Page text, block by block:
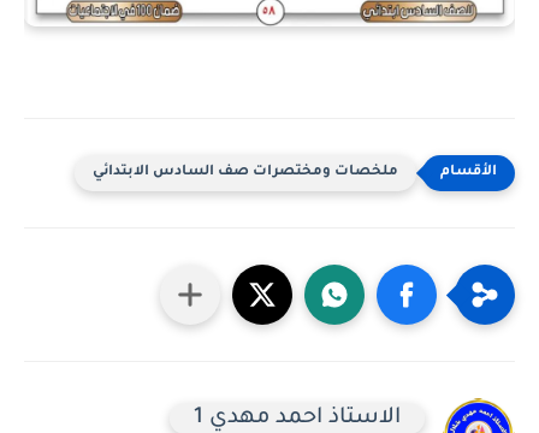
ملخصات ومختصرات صف السادس الابتدائي
الاستاذ احمد مهدي 1